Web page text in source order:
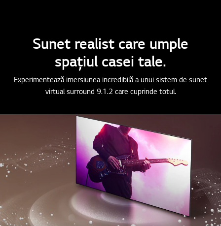
Sunet realist care umple
spațiul casei tale.
Experimentează imersiunea incredibilă a unui sistem de sunet
virtual surround 9.1.2 care cuprinde totul.